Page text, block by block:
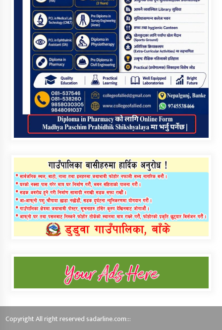
Copyright All right reserved sadarline.com:::